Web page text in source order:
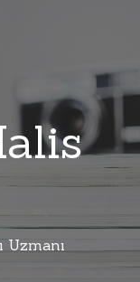
Uzmanı